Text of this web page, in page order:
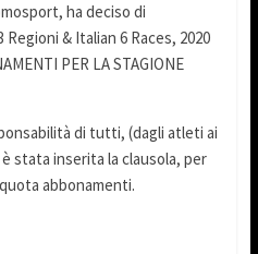
ha deciso di
& Italian 6 Races, 2020
PER LA STAGIONE
di tutti, (dagli atleti ai
stata inserita la clausola, per
abbonamenti.